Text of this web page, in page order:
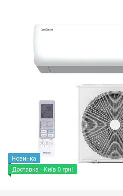
Новинка
Доставка - Київ 0 грн!